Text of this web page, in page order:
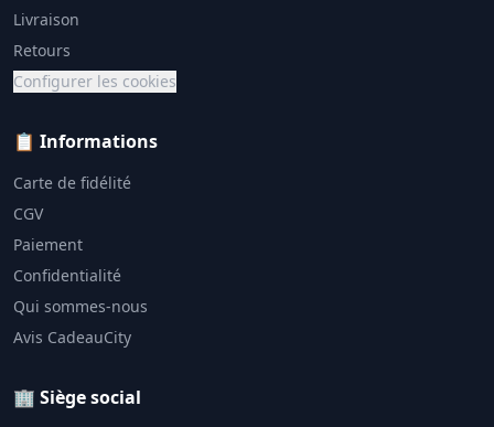
Livraison
Retours
Configurer les cookies
📋 Informations
Carte de fidélité
CGV
Paiement
Confidentialité
Qui sommes-nous
Avis CadeauCity
🏢 Siège social